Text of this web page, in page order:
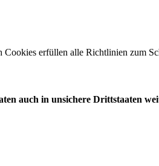
erfüllen alle Richtlinien zum
auch in unsichere Drittstaaten